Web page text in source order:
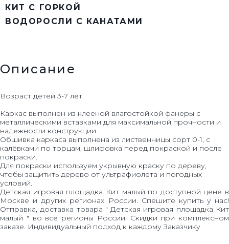
КИТ С ГОРКОЙ
ВОДОРОСЛИ С КАНАТАМИ
Описание
Возраст детей 3-7 лет.
Каркас выполнен из клееной влагостойкой фанеры с
металлическими вставками для максимальной прочности и
надежности конструкции.
Обшивка каркаса выполнена из лиственницы сорт 0-1, с
калёвками по торцам, шлифовка перед покраской и после
покраски.
Для покраски используем укрывную краску по дереву,
чтобы защитить дерево от ультрафиолета и погодных
условий.
Детская игровая площадка Кит малый по доступной цене в
Москве и других регионах России. Спешите купить у нас!
Отправка, доставка товара " Детская игровая площадка Кит
малый " во все регионы России. Скидки при комплексном
заказе. Индивидуальный подход к каждому Заказчику